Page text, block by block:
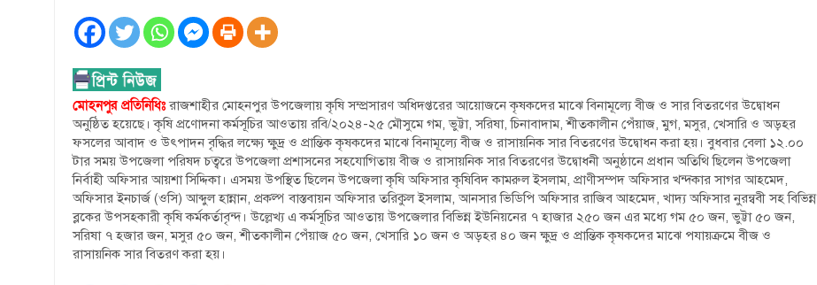
মোহনপুর প্রতিনিধিঃরাজশাহীর মোহনপুর উপজেলায় কৃষি সম্প্রসারণ অধিদপ্তরের আয়োজনে কৃষকদের মাঝে বিনামূল্যে বীজ ও সার বিতরণের উদ্বোধন
অনুষ্ঠিত হয়েছে। কৃষি প্রণোদনা কর্মসূচির আওতায় রবি/২০২৪-২৫ মৌসুমে গম, ভুট্টা, সরিষা, চিনাবাদাম, শীতকালীন পেঁয়াজ, মুগ, মসুর, খেসারি ও অড়হর
ফসলের আবাদ ও উৎপাদন বৃদ্ধির লক্ষ্যে ক্ষুদ্র ও প্রান্তিক কৃষকদের মাঝে বিনামূল্যে বীজ ও রাসায়নিক সার বিতরণের উদ্বোধন করা হয়। বুধবার বেলা ১২.০০
টার সময় উপজেলা পরিষদ চত্বরে উপজেলা প্রশাসনের সহযোগিতায় বীজ ও রাসায়নিক সার বিতরণের উদ্বোধনী অনুষ্ঠানে প্রধান অতিথি ছিলেন উপজেলা
নির্বাহী অফিসার আয়শা সিদ্দিকা। এসময় উপস্থিত ছিলেন উপজেলা কৃষি অফিসার কৃষিবিদ কামরুল ইসলাম, প্রাণীসম্পদ অফিসার খন্দকার সাগর আহমেদ,
অফিসার ইনচার্জ (ওসি) আব্দুল হান্নান, প্রকল্প বাস্তবায়ন অফিসার তরিকুল ইসলাম, আনসার ভিডিপি অফিসার রাজিব আহমেদ, খাদ্য অফিসার নুরন্ববী সহ বিভিন্ন
ব্লকের উপসহকারী কৃষি কর্মকর্তাবৃন্দ। উল্লেখ্য এ কর্মসূচির আওতায় উপজেলার বিভিন্ন ইউনিয়নের ৭ হাজার ২৫০ জন এর মধ্যে গম ৫০ জন, ভুট্টা ৫০ জন,
সরিষা ৭ হজার জন, মসুর ৫০ জন, শীতকালীন পেঁয়াজ ৫০ জন, খেসারি ১০ জন ও অড়হর ৪০ জন ক্ষুদ্র ও প্রান্তিক কৃষকদের মাঝে পযায়ক্রমে বীজ ও
রাসায়নিক সার বিতরণ করা হয়।